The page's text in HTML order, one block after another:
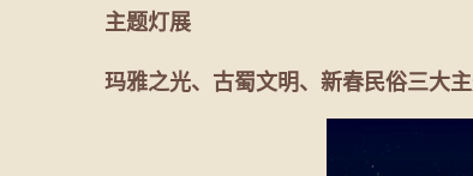
主题灯展
玛雅之光、古蜀文明、新春民俗三大